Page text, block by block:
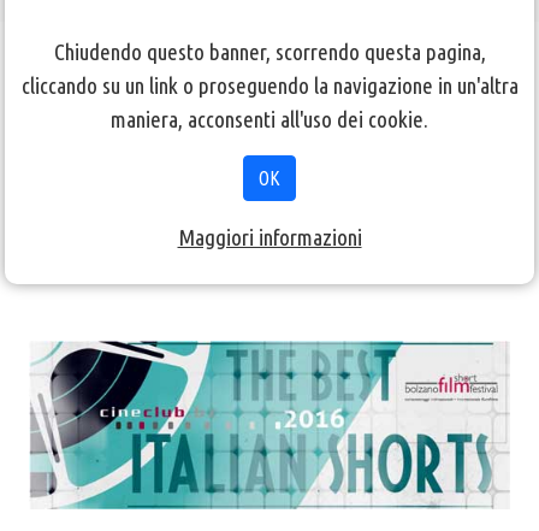
Chiudendo questo banner, scorrendo questa pagina,
cliccando su un link o proseguendo la navigazione in un'altra
maniera, acconsenti all'uso dei cookie.
OK
Maggiori informazioni
TORNA ALLA PAGINA PRECEDENTE
Giovedì 24 - Venerdì 25 Novembre:The Best Italian Shorts 2016